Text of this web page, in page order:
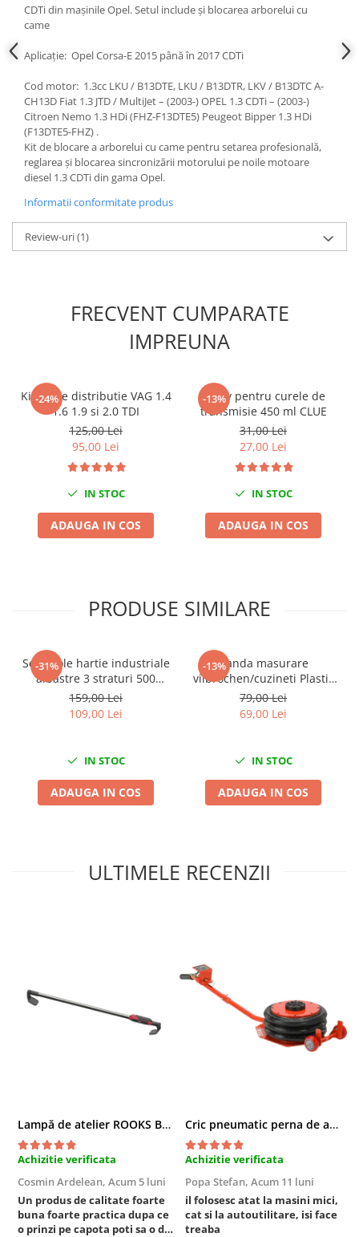
Scule fixare distributie
Audi
Chevrolet
Chrysler
Citroen
Dacia
Fiat
Ford
Jaguar
Jeep
Opel
Peugeot
Skoda
Suzuki
Scule pentru tinichigerie
Accesorii Pneumatice
Alte scule pneumatice
Chei cu clichet
Masini de gaurit si taiat
Scule pentru nituit si capsat
Motor
Rulmenti,Bucsi si Extractoare
Capre Auto
Cricuri Hidraulice
Surubelnite Si Biti
Truse de biti
Truse de surubelnite
Vulcanizare
CDTi din mașinile Opel. Setul include și blocarea arborelui cu
came
Aplicație: Opel Corsa-E 2015 până în 2017 CDTi
Cod motor: 1.3cc LKU / B13DTE, LKU / B13DTR, LKV / B13DTC A-
CH13D Fiat 1.3 JTD / MultiJet – (2003-) OPEL 1.3 CDTi – (2003-)
Citroen Nemo 1.3 HDi (FHZ-F13DTE5) Peugeot Bipper 1.3 HDi
(F13DTE5-FHZ) .
Kit de blocare a arborelui cu came pentru setarea profesională,
reglarea și blocarea sincronizării motorului pe noile motoare
diesel 1.3 CDTi din gama Opel.
Informatii conformitate produs
Review-uri(1)
FRECVENT CUMPARATE
IMPREUNA
-24%
Kit fixare distributie VAG 1.4
1.6 1.9 si 2.0 TDI
125,00 Lei
95,00 Lei
IN STOC
ADAUGA IN COS
-13%
Spray pentru curele de
transmisie 450 ml CLUE
31,00 Lei
27,00 Lei
IN STOC
ADAUGA IN COS
PRODUSE SIMILARE
-31%
Set 2 role hartie industriale
albastre 3 straturi 500
portii,170M/rola 34x22cm
Mega Blue
159,00 Lei
109,00 Lei
IN STOC
ADAUGA IN COS
-13%Banda masurare
vilbrochen/cuzineti Plastic
Gauge
79,00 Lei
69,00 Lei
IN STOC
ADAUGA IN COS
ULTIMELE RECENZII
Lampă de atelier ROOKS B2 HYBRID pentru capotă, 2000 lumeni, 5000 mAh
Achizitie verificata
Cosmin Ardelean, Acum 5 luni
Un produs de calitate foarte
buna foarte practica dupa ce
o prinzi pe capota poti sa o dai
Cric pneumatic perna de aer cu inaltator 6T
Achizitie verificata
Popa Stefan, Acum 11 luni
il folosesc atat la masini mici,
cat si la autoutilitare, isi face
treaba